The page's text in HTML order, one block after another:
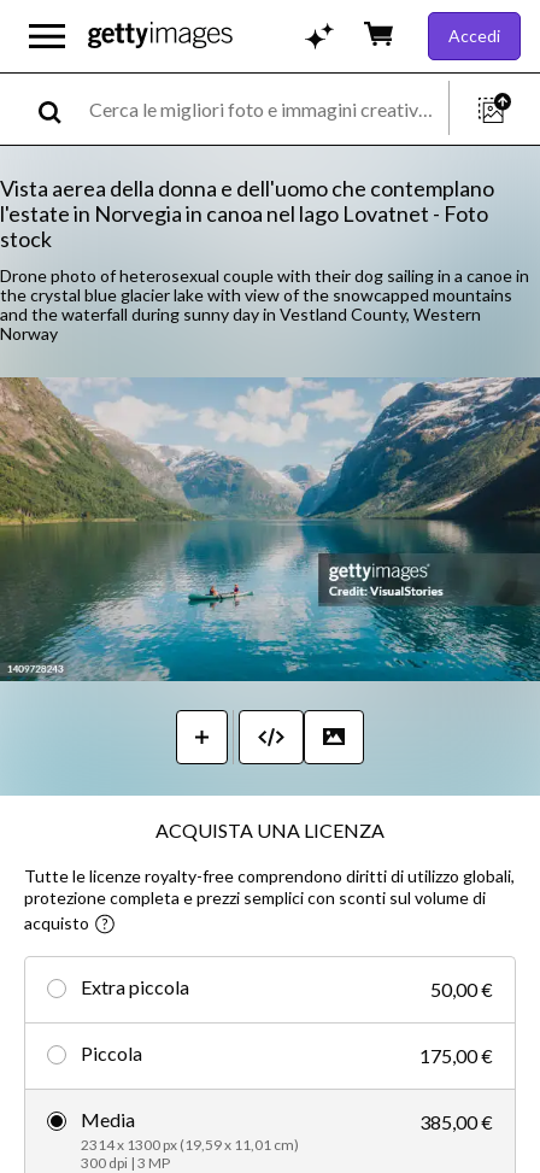
Accedi
Vista aerea della donna e dell'uomo che contemplano
l'estate in Norvegia in canoa nel lago Lovatnet - Foto
stock
Drone photo of heterosexual couple with their dog sailing in a canoe in
the crystal blue glacier lake with view of the snowcapped mountains
and the waterfall during sunny day in Vestland County, Western
Norway
ACQUISTA UNA LICENZA
Tutte le licenze royalty-free comprendono diritti di utilizzo globali,
protezione completa e prezzi semplici con sconti sul volume di
acquisto
Extra piccola 50,00 €
Piccola 175,00 €
Media
2314 x 1300 px (19,59 x 11,01 cm)
300 dpi | 3 MP
385,00 €